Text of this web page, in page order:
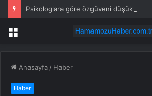
Menü
Anasayfa / Haber
Haber